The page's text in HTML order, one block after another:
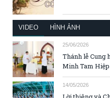
VIDEO HÌNH ẢNH
25/06/2026
Thánh lễ Cung
Minh Tam Hiệp
14/05/2026